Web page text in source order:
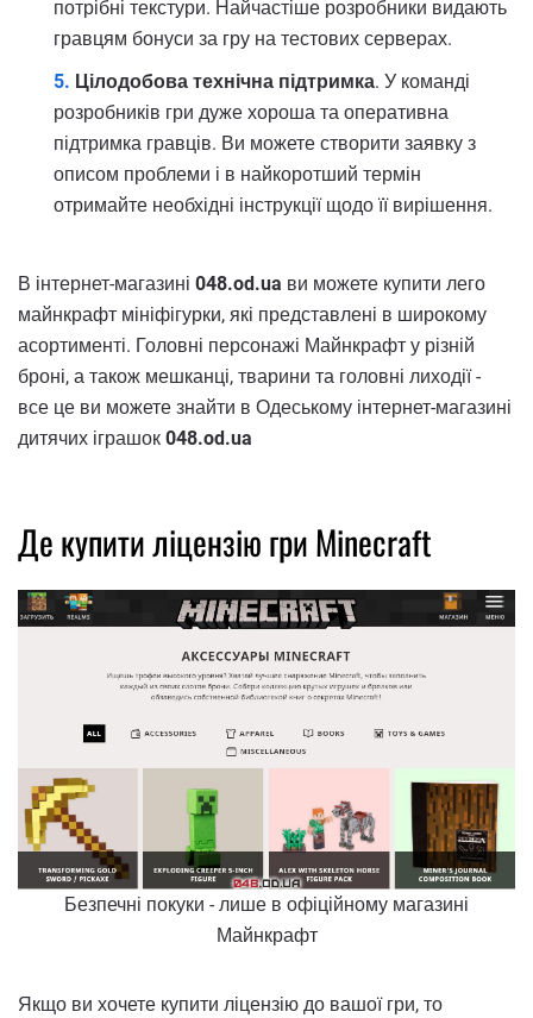
потрібні текстури. Найчастіше розробники видають
гравцям бонуси за гру на тестових серверах.
Цілодобова технічна підтримка. У команді
розробників гри дуже хороша та оперативна
підтримка гравців. Ви можете створити заявку з
описом проблеми і в найкоротший термін
отримайте необхідні інструкції щодо її вирішення.
В інтернет-магазині 048.od.ua ви можете купити лего
майнкрафт мініфігурки, які представлені в широкому
асортименті. Головні персонажі Майнкрафт у різній
броні, а також мешканці, тварини та головні лиходії -
все це ви можете знайти в Одеському інтернет-магазині
дитячих іграшок 048.od.ua
Де купити ліцензію гри Minecraft
Безпечні покуки - лише в офіційному магазині
Майнкрафт
Якщо ви хочете купити ліцензію до вашої гри, то